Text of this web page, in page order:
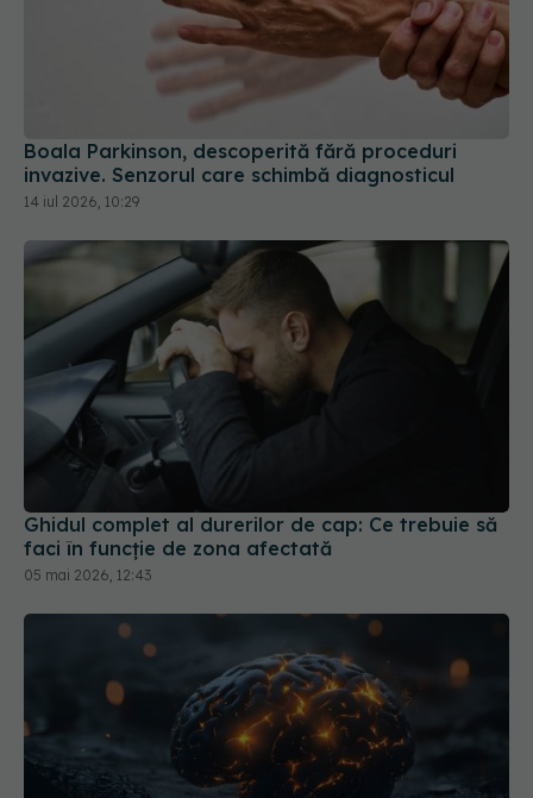
Boala Parkinson, descoperită fără proceduri
invazive. Senzorul care schimbă diagnosticul
Ghidul complet al durerilor de cap: Ce trebuie să
faci în funcție de zona afectată
05 mai 2026, 12:43